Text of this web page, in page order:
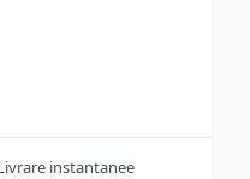
instantanee